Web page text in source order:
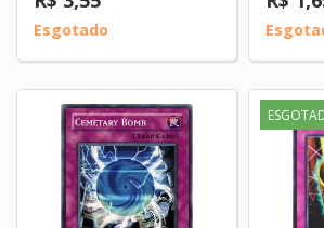
Esgotado